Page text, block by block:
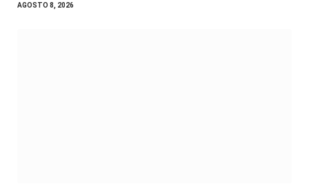
AGOSTO 8, 2026